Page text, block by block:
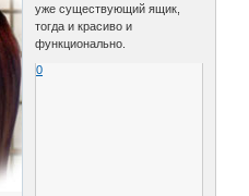
уже существующий ящик,
тогда и красиво и
функционально.
0